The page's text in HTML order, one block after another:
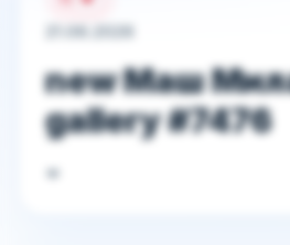
21.06.2026
new Маш
gallery #7476
💋